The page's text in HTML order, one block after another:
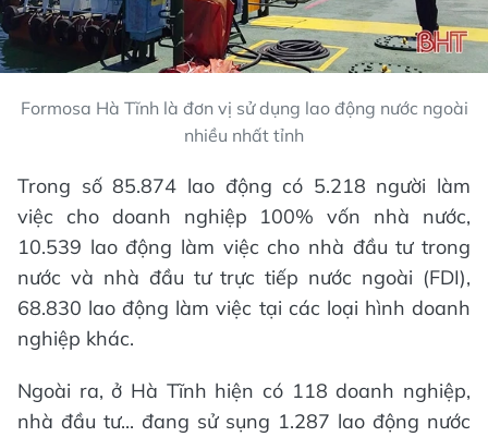
Formosa Hà Tĩnh là đơn vị sử dụng lao động nước ngoài
nhiều nhất tỉnh
Trong số 85.874 lao động có 5.218 người làm
việc cho doanh nghiệp 100% vốn nhà nước,
10.539 lao động làm việc cho nhà đầu tư trong
nước và nhà đầu tư trực tiếp nước ngoài (FDI),
68.830 lao động làm việc tại các loại hình doanh
nghiệp khác.
Ngoài ra, ở Hà Tĩnh hiện có 118 doanh nghiệp,
nhà đầu tư... đang sử sụng 1.287 lao động nước